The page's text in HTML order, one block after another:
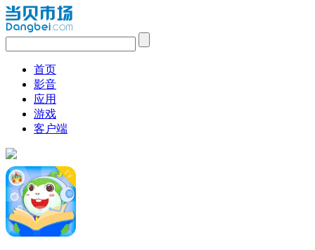
首页
影音
应用
游戏
客户端